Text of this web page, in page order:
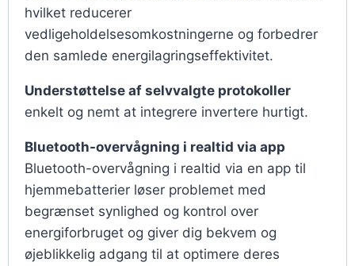
hvilket reducerer
vedligeholdelsesomkostningerne og forbedrer
den samlede energilagringseffektivitet.
Understøttelse af selvvalgte protokoller
enkelt og nemt at integrere invertere hurtigt.
Bluetooth-overvågning i realtid via app
Bluetooth-overvågning i realtid via en app til
hjemmebatterier løser problemet med
begrænset synlighed og kontrol over
energiforbruget og giver dig bekvem og
øjeblikkelig adgang til at optimere deres